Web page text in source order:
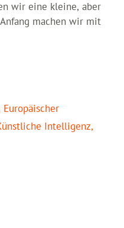
wir eine kleine, aber
machen wir mit
Europäischer
Intelligenz,